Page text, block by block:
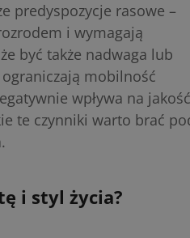
predyspozycje rasowe –
i wymagają
być także nadwaga lub
mobilność
wpływa na jakość
te czynniki warto brać
i styl życia?